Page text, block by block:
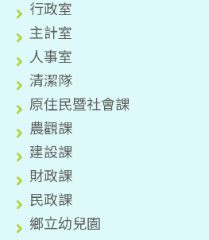
行政室
主計室
人事室
清潔隊
原住民暨社會課
農觀課
建設課
財政課
民政課
鄉立幼兒園